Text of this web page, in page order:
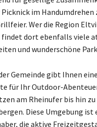
im Handumdrehen
Wer die Region
findet dort ebenfalls viele
und wunderschöne
Gemeinde gibt Ihnen
für Ihr Outdoor-
am Rheinufer bis hin
Diese Umgebung ist
die aktive